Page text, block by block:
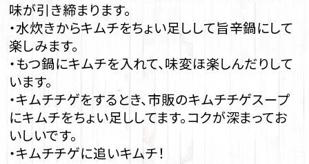
味が引き締まります。
・水炊きからキムチをちょい足しして旨辛鍋にして
楽しみます。
・もつ鍋にキムチを入れて、味変ほ楽しんだりして
います。
・キムチチゲをするとき、市販のキムチチゲスープ
にキムチをちょい足ししてます。コクが深まってお
いしいです。
・キムチチゲに追いキムチ！